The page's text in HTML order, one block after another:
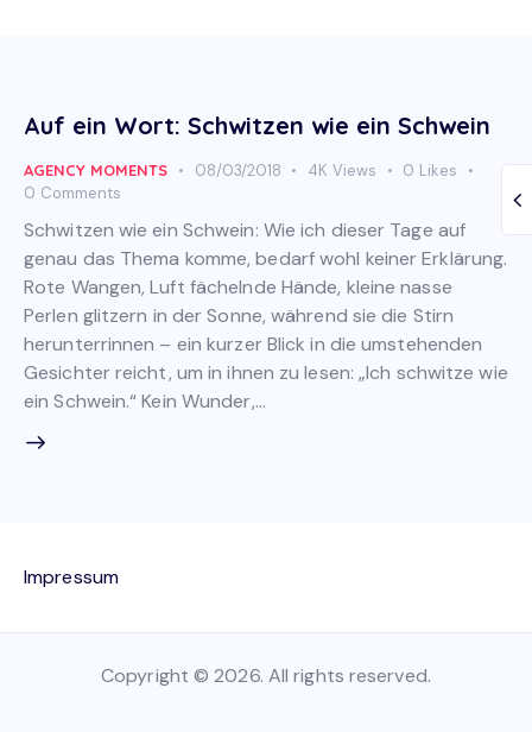
Auf ein Wort: Schwitzen wie ein Schwein
AGENCY MOMENTS 08/03/2018 4K Views 0 Likes
0 Comments
Schwitzen wie ein Schwein: Wie ich dieser Tage auf
genau das Thema komme, bedarf wohl keiner Erklärung.
Rote Wangen, Luft fächelnde Hände, kleine nasse
Perlen glitzern in der Sonne, während sie die Stirn
herunterrinnen – ein kurzer Blick in die umstehenden
Gesichter reicht, um in ihnen zu lesen: „Ich schwitze wie
ein Schwein.“ Kein Wunder,…
Impressum
Copyright © 2026. All rights reserved.